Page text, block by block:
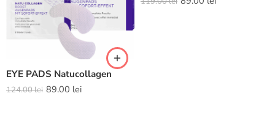
EYE PADS Natucollagen
124.00lei 89.00 lei